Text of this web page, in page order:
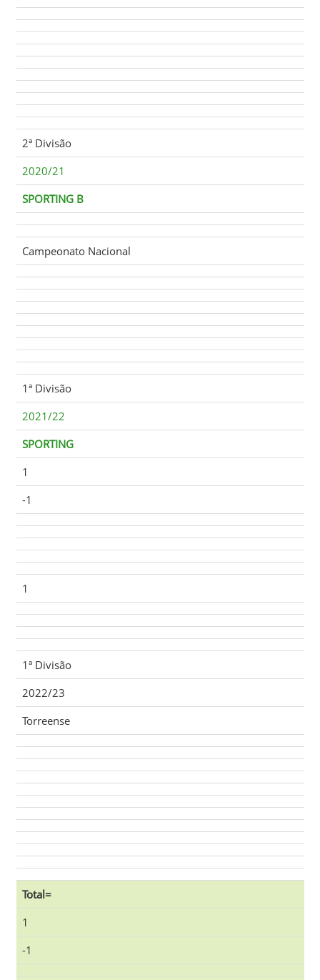
2ª Divisão
2020/21
SPORTING B
Campeonato Nacional
1ª Divisão
2021/22
SPORTING
1
-1
1
1ª Divisão
2022/23
Torreense
Total=
1
-1